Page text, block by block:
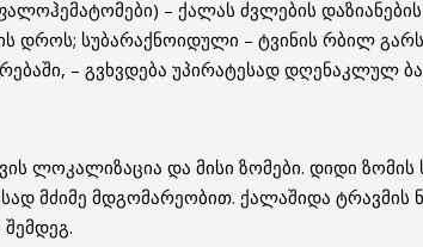
– ქალას ძვლების
დროს; სუბარაქნოიდული – ტვინის რბილ
– გვხვდება უპირატესად დღენაკლულ
ლოკალიზაცია და მისი ზომები. დიდი
მძიმე მდგომარეობით. ქალაშიდა ტრავმის